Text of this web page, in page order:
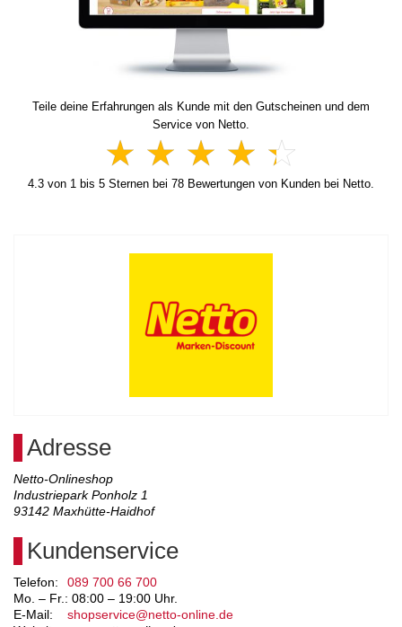
Teile deine Erfahrungen als Kunde mit den Gutscheinen und dem
Service von Netto.
4.3 von 1 bis 5 Sternen bei 78 Bewertungen von Kunden bei Netto.
Adresse
Netto-Onlineshop
Industriepark Ponholz 1
93142 Maxhütte-Haidhof
Kundenservice
Telefon:
089 700 66 700
Mo. – Fr.: 08:00 – 19:00 Uhr.
E-Mail:
shopservice@netto-online.de